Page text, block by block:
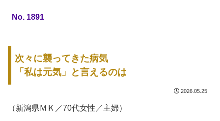
No. 1891
次々に襲ってきた病気
「私は元気」と言えるのは
2026.05.25
（新潟県ＭＫ／70代女性／主婦）